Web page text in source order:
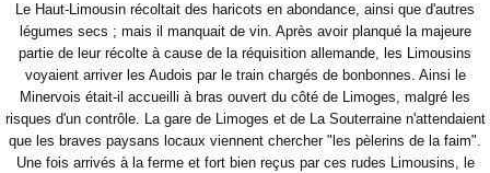
Le Haut-Limousin récoltait des haricots en abondance, ainsi que d'autres
légumes secs ; mais il manquait de vin. Après avoir planqué la majeure
partie de leur récolte à cause de la réquisition allemande, les Limousins
voyaient arriver les Audois par le train chargés de bonbonnes. Ainsi le
Minervois était-il accueilli à bras ouvert du côté de Limoges, malgré les
risques d'un contrôle. La gare de Limoges et de La Souterraine n'attendaient
que les braves paysans locaux viennent chercher "les pèlerins de la faim".
Une fois arrivés à la ferme et fort bien reçus par ces rudes Limousins, le